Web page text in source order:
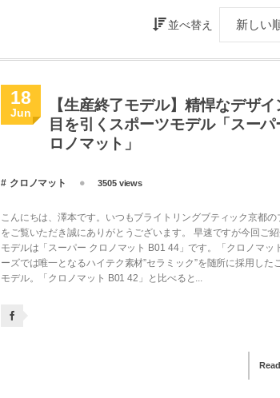
並べ替え
18
Jun
【生産終了モデル】精悍なデザイ
目を引くスポーツモデル「スーパ
ロノマット」
クロノマット 3505 views
こんにちは、澤本です。いつもブライトリングブティック京都の
をご覧いただき誠にありがとうございます。 早速ですが今回ご
モデルは「スーパー クロノマット B01 44」です。「クロノマッ
ーズでは唯一となるハイテク素材”セラミック”を随所に採用した
モデル。「クロノマット B01 42」と比べると...